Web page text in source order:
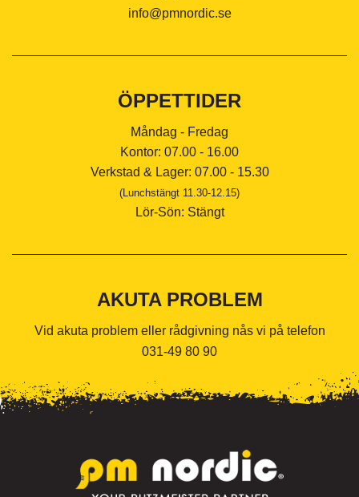
info@pmnordic.se
ÖPPETTIDER
Måndag - Fredag
Kontor: 07.00 - 16.00
Verkstad & Lager: 07.00 - 15.30
(Lunchstängt 11.30-12.15)
Lör-Sön: Stängt
AKUTA PROBLEM
Vid akuta problem eller rådgivning nås vi på telefon
031-49 80 90